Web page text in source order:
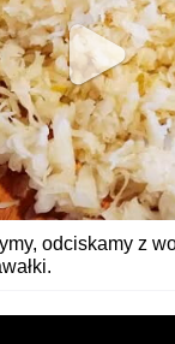
odciskamy z